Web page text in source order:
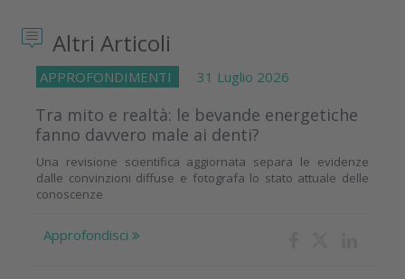
Altri Articoli
APPROFONDIMENTI 31 Luglio 2026
Tra mito e realtà: le bevande energetiche
fanno davvero male ai denti?
Una revisione scientifica aggiornata separa le evidenze
dalle convinzioni diffuse e fotografa lo stato attuale delle
conoscenze
Approfondisci